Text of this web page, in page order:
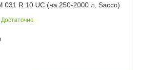
031 R 10 UC (на 250-2000 л, Sacco)
Достаточно